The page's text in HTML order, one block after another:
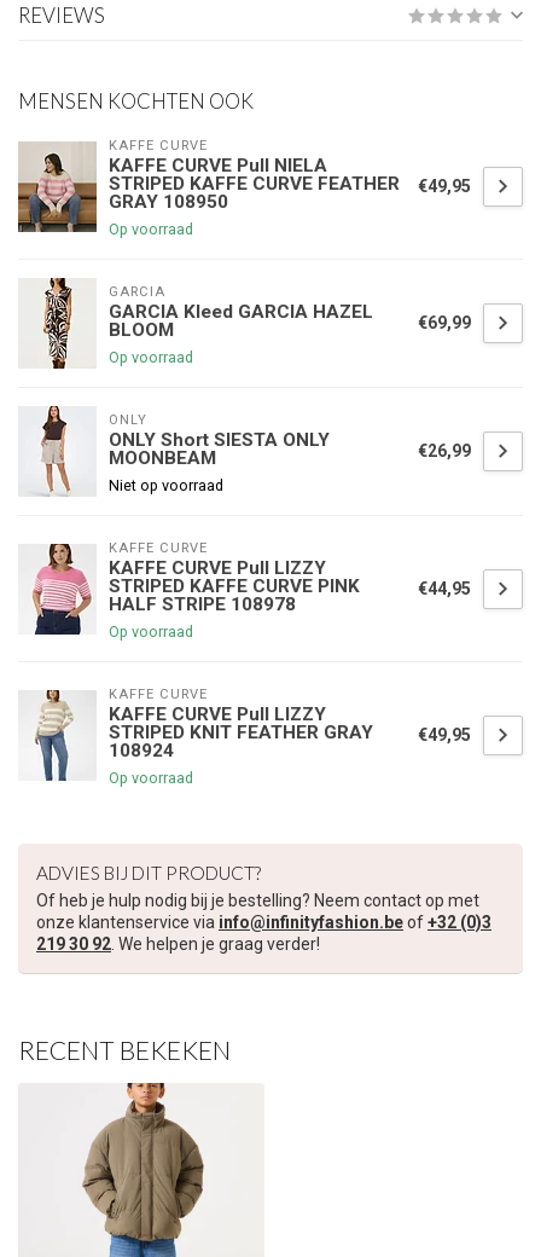
REVIEWS
MENSEN KOCHTEN OOK
KAFFE CURVE
KAFFE CURVE Pull NIELA
STRIPED KAFFE CURVE FEATHER
GRAY 108950
Op voorraad
€49,95
GARCIA
GARCIA Kleed GARCIA HAZEL
BLOOM
Op voorraad
€69,99
ONLY
ONLY Short SIESTA ONLY
MOONBEAM
Niet op voorraad
€26,99
KAFFE CURVE
KAFFE CURVE Pull LIZZY
STRIPED KAFFE CURVE PINK
HALF STRIPE 108978
Op voorraad
€44,95
KAFFE CURVE
KAFFE CURVE Pull LIZZY
STRIPED KNIT FEATHER GRAY
108924
Op voorraad
€49,95
ADVIES BIJ DIT PRODUCT?
Of heb je hulp nodig bij je bestelling? Neem contact op met
onze klantenservice via info@infinityfashion.beof+32 (0)3
219 30 92. We helpen je graag verder!
RECENT BEKEKEN
€5,00 korting op je volgende bestelling
volgende aankoop! 😀
Je korting is geldig bij een minimale bestelwaarde van €45,00